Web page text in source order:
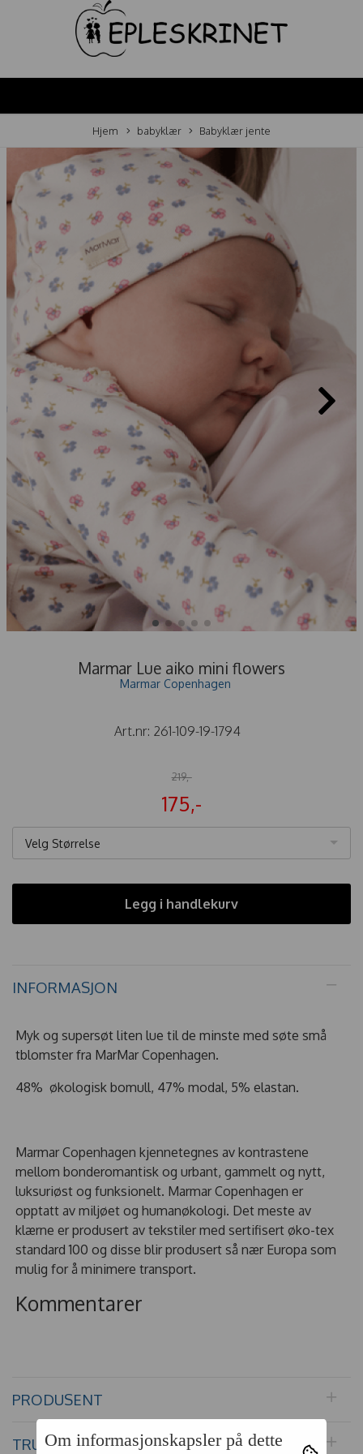
Hjem babyklær Babyklær jente
Marmar Lue aiko mini flowers
Marmar Copenhagen
Art.nr: 261-109-19-1794
219,-
175,-
Velg Størrelse
Legg i handlekurv
INFORMASJON
Myk og supersøt liten lue til de minste med søte små
tblomster fra MarMar Copenhagen.
48% økologisk bomull, 47% modal, 5% elastan.
Marmar Copenhagen kjennetegnes av kontrastene
mellom bonderomantisk og urbant, gammelt og nytt,
luksuriøst og funksionelt. Marmar Copenhagen er
opptatt av miljøet og humanøkologi. Det meste av
klærne er produsert av tekstiler med sertifisert øko-tex
standard 100 og disse blir produsert så nær Europa som
mulig for å minimere transport.
Kommentarer
PRODUSENT
TRUSTPILOT
Om informasjonskapsler på dette